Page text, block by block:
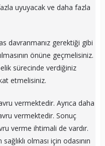
uyuyacak ve daha fazla
davranmanız gerektiği gibi
önüne geçmelisiniz.
sürecinde verdiğiniz
etmelisiniz.
vermektedir. Ayrıca daha
vermektedir. Sonuç
verme ihtimali de vardır.
olması için odasının